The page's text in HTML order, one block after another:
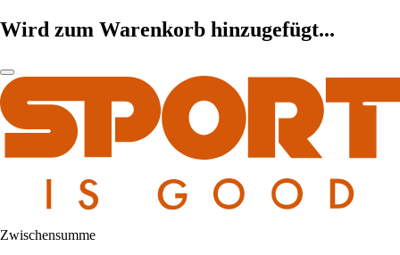
Wird zum Warenkorb hinzugefügt...
Zwischensumme